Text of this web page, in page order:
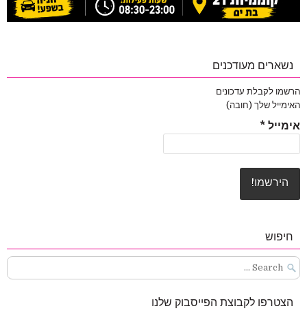
נשארים מעודכנים
הרשמו לקבלת עדכונים
האימייל שלך (חובה)
אימייל *
חיפוש
Search
for:
הצטרפו לקבוצת הפייסבוק שלנו